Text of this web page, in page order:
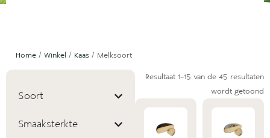
Home / Winkel / Kaas / Melksoort
Soort
Smaaksterkte
Resultaat 1–15 van de 45 resultaten
wordt getoond